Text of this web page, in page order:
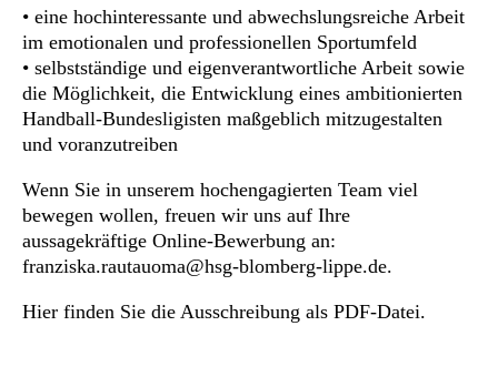
• eine hochinteressante und abwechslungsreiche Arbeit
im emotionalen und professionellen Sportumfeld
• selbstständige und eigenverantwortliche Arbeit sowie
die Möglichkeit, die Entwicklung eines ambitionierten
Handball-Bundesligisten maßgeblich mitzugestalten
und voranzutreiben
Wenn Sie in unserem hochengagierten Team viel
bewegen wollen, freuen wir uns auf Ihre
aussagekräftige Online-Bewerbung an:
franziska.rautauoma@hsg-blomberg-lippe.de.
Hier finden Sie die Ausschreibung als PDF-Datei.